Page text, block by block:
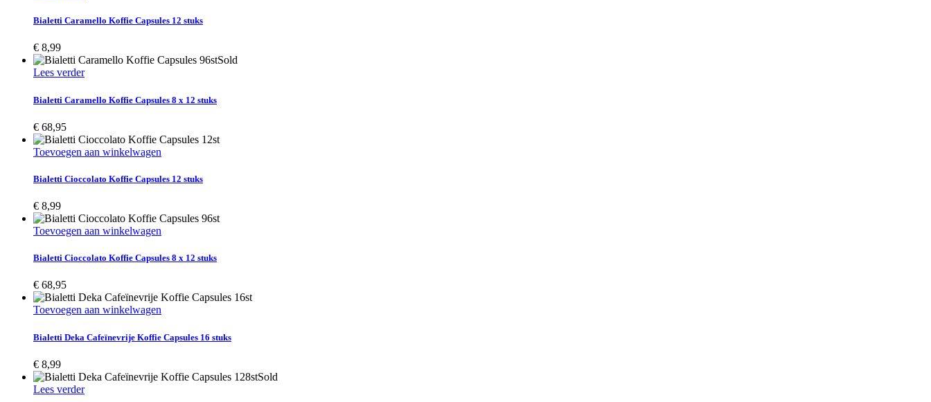
Bialetti Caramello Koffie Capsules 12 stuks
€ 8,99
Sold
Lees verder
Bialetti Caramello Koffie Capsules 8 x 12 stuks
€ 68,95
Toevoegen aan winkelwagen
Bialetti Cioccolato Koffie Capsules 12 stuks
€ 8,99
Toevoegen aan winkelwagen
Bialetti Cioccolato Koffie Capsules 8 x 12 stuks
€ 68,95
Toevoegen aan winkelwagen
Bialetti Deka Cafeïnevrije Koffie Capsules 16 stuks
€ 8,99
Sold
Lees verder